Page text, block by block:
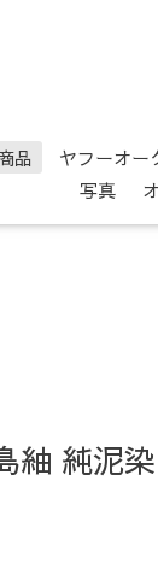
品 ヤフーオー
写真
紬 純泥